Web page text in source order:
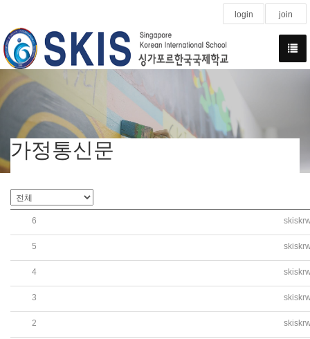
login join
가정통신문
6 2019학년도 고등학교 해외현장체험학습 경비 납부 안내(
5 2019학년도 중학교 해외현장체험학습 경비 납부 안내 가
4 2019학년도 유치원 6월 소식지 발행(NEWSLETTER
3 감기와 인플루엔자(독감) 유행에 따른 예방수칙 안내
2 2019학년도 중등 1학기 CCA 만족도 조사 및 수요조사 안